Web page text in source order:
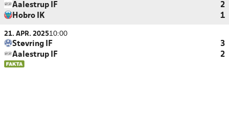
Aalestrup IF
2
Hobro IK
1
21. APR. 202510:00
Støvring IF
3
Aalestrup IF
2